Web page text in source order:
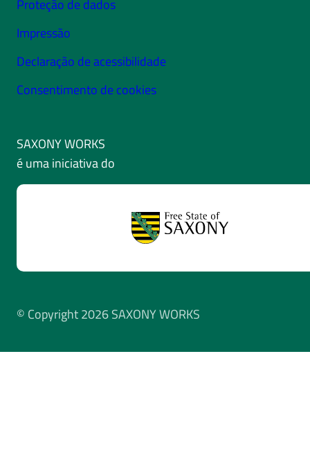
Proteção de dados
Impressão
Declaração de acessibilidade
Consentimento de cookies
SAXONY WORKS
é uma iniciativa do
© Copyright 2026 SAXONY WORKS